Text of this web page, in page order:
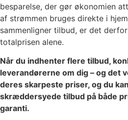
besparelse, der gør økonomien
af strømmen bruges direkte i
sammenligner tilbud, er det
totalprisen alene.
Når du indhenter flere tilbud,
leverandørerne om dig – og det
deres skarpeste priser, og du
skræddersyede tilbud på både
garanti.